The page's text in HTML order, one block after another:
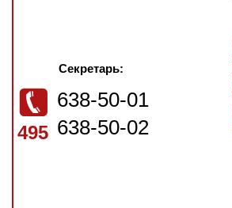
Секретарь:
495
638-50-01
638-50-02